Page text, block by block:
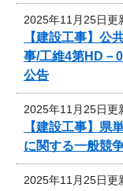
2025年11月25日更
【建設工事】
事/工維4第HD－
公告
2025年11月25日更
【建設工事】県
に関する一般競
2025年11月25日更